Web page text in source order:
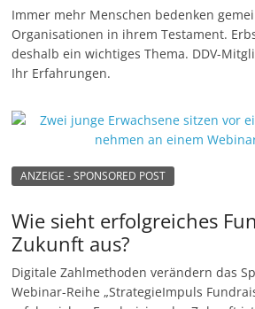
t
u
n
n
Immer mehr Menschen bedenken
Organisationen in ihrem Testament.
deshalb ein wichtiges Thema. DDV-
Ihr Erfahrungen.
ANZEIGE - SPONSORED POST
Wie sieht erfolgreiches
Zukunft aus?
Digitale Zahlmethoden verändern das
Webinar-Reihe „StrategieImpuls